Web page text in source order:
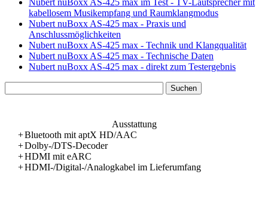
Nubert nuBoxx AS-425 max im Test - TV-Lautsprecher mit
kabellosem Musikempfang und Raumklangmodus
Nubert nuBoxx AS-425 max - Praxis und
Anschlussmöglichkeiten
Nubert nuBoxx AS-425 max - Technik und Klangqualität
Nubert nuBoxx AS-425 max - Technische Daten
Nubert nuBoxx AS-425 max - direkt zum Testergebnis
Ausstattung
+Bluetooth mit aptX HD/AAC
+Dolby-/DTS-Decoder
+HDMI mit eARC
+HDMI-/Digital-/Analogkabel im Lieferumfang